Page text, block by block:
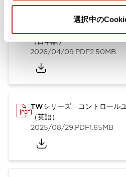
選択中の
（日本語）
2026/04/09.PDF2.50MB
TWシリーズ コントロール
（英語）
2025/08/29.PDF1.65MB